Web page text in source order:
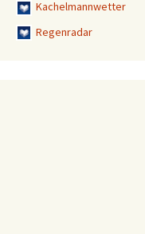
Kachelmannwetter
Regenradar